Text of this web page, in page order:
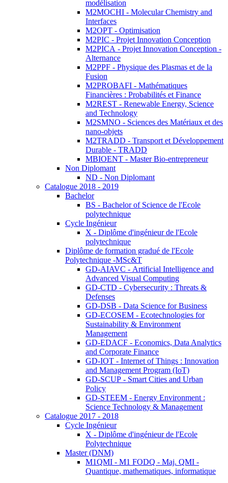
modélisation
M2MOCHI - Molecular Chemistry and
Interfaces
M2OPT - Optimisation
M2PIC - Projet Innovation Conception
M2PICA - Projet Innovation Conception -
Alternance
M2PPF - Physique des Plasmas et de la
Fusion
M2PROBAFI - Mathématiques
Financières : Probabilités et Finance
M2REST - Renewable Energy, Science
and Technology
M2SMNO - Sciences des Matériaux et des
nano-objets
M2TRADD - Transport et Développement
Durable - TRADD
MBIOENT - Master Bio-entrepreneur
Non Diplomant
ND - Non Diplomant
Catalogue 2018 - 2019
Bachelor
BS - Bachelor of Science de l'Ecole
polytechnique
Cycle Ingénieur
X - Diplôme d'ingénieur de l'Ecole
polytechnique
Diplôme de formation gradué de l'Ecole
Polytechnique -MSc&T
GD-AIAVC - Artificial Intelligence and
Advanced Visual Computing
GD-CTD - Cybersecurity : Threats &
Defenses
GD-DSB - Data Science for Business
GD-ECOSEM - Ecotechnologies for
Sustainability & Environment
Management
GD-EDACF - Economics, Data Analytics
and Corporate Finance
GD-IOT - Internet of Things : Innovation
and Management Program (IoT)
GD-SCUP - Smart Cities and Urban
Policy
GD-STEEM - Energy Environment :
Science Technology & Management
Catalogue 2017 - 2018
Cycle Ingénieur
X - Diplôme d'ingénieur de l'Ecole
Polytechnique
Master (DNM)
M1QMI - M1 FODQ - Maj. QMI -
Quantique, mathematiques, informatique